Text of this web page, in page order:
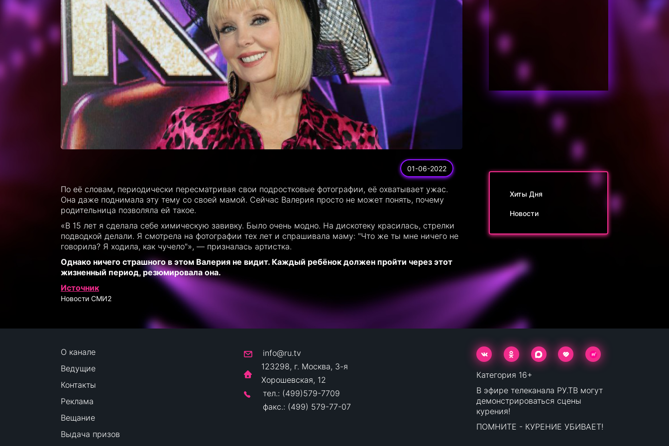
01-06-2022
По её словам, периодически пересматривая свои подростковые фотографии, её охватывает ужас.
Она даже поднимала эту тему со своей мамой. Сейчас Валерия просто не может понять, почему
родительница позволяла ей такое.
«В 15 лет я сделала себе химическую завивку. Было очень модно. На дискотеку красилась, стрелки
подводкой делали. Я смотрела на фотографии тех лет и спрашивала маму: "Что же ты мне ничего не
говорила? Я ходила, как чучело"», — призналась артистка.
Однако ничего страшного в этом Валерия не видит. Каждый ребёнок должен пройти через этот
жизненный период, резюмировала она.
Источник
Новости СМИ2
Хиты Дня
Новости
О канале
Ведущие
Контакты
Реклама
Вещание
Выдача призов
info@ru.tv
123298, г. Москва, 3-я
Хорошевская, 12
тел.: (499)579-7709
факс.: (499) 579-77-07
Категория 16+
В эфире телеканала РУ.ТВ могут
демонстрироваться сцены
курения!
ПОМНИТЕ - КУРЕНИЕ УБИВАЕТ!